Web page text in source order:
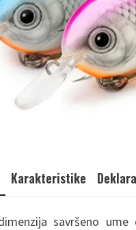
Karakteristike
savršeno